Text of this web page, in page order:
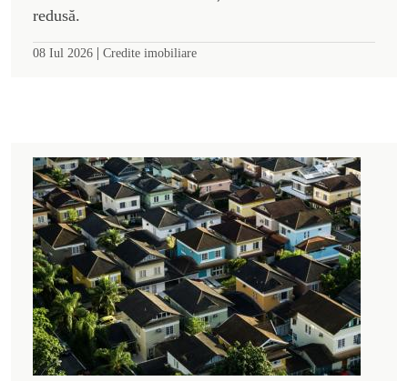
redusă.
08 Iul 2026 | Credite imobiliare